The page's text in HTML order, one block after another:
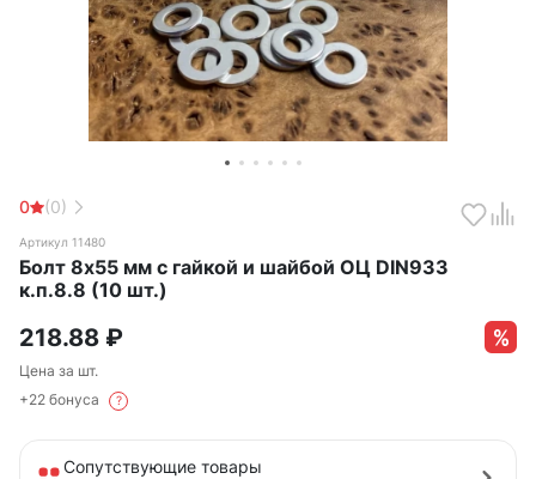
0 (0)
Артикул 11480
Болт 8х55 мм с гайкой и шайбой ОЦ DIN933
к.п.8.8 (10 шт.)
218.88 ₽
Цена за шт.
+22 бонуса
?
Сопутствующие товары